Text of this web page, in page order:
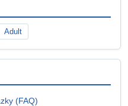
Adult
(FAQ)